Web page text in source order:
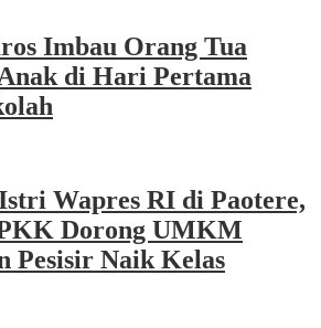
Imbau Orang Tua
di Hari Pertama
Wapres RI di Paotere,
Dorong UMKM
Pesisir Naik Kelas